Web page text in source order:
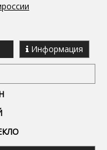
Информация